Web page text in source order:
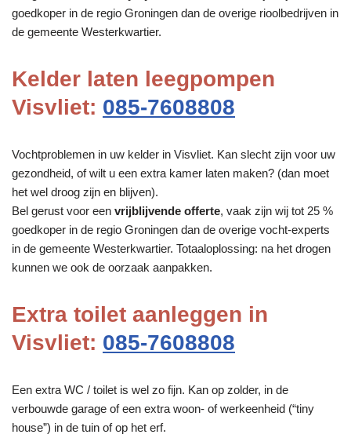
goedkoper in de regio Groningen dan de overige rioolbedrijven in
de gemeente Westerkwartier.
Kelder laten leegpompen
Visvliet: 085-7608808
Vochtproblemen in uw kelder in Visvliet. Kan slecht zijn voor uw
gezondheid, of wilt u een extra kamer laten maken? (dan moet
het wel droog zijn en blijven).
Bel gerust voor een vrijblijvende offerte, vaak zijn wij tot 25 %
goedkoper in de regio Groningen dan de overige vocht-experts
in de gemeente Westerkwartier. Totaaloplossing: na het drogen
kunnen we ook de oorzaak aanpakken.
Extra toilet aanleggen in
Visvliet: 085-7608808
Een extra WC / toilet is wel zo fijn. Kan op zolder, in de
verbouwde garage of een extra woon- of werkeenheid (“tiny
house”) in de tuin of op het erf.